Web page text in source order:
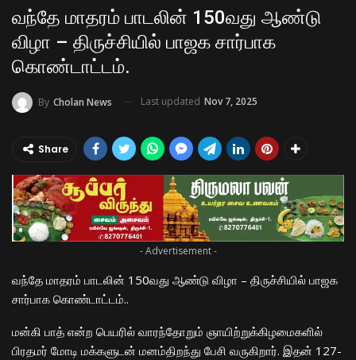
வந்தே மாதரம் பாடலின் 150வது ஆண்டு
விழா – திருச்சியில் பாஜக சார்பாக
கொண்டாட்டம்.
By Cholan News Last updated Nov 7, 2025
Share
- Advertisement -
வந்தே மாதரம் பாடலின் 150வது ஆண்டு விழா – திருச்சியில் பாஜக
சார்பாக கொண்டாட்டம்..
மன்கி பாத் என்ற பெயரில் வாரந்தோறும் ஞாயிற்றுக்கிழமைகளில்
பிரதமர் மோடி மக்களுடன் மனம்திறந்து பேசி வருகிறார். இதன் 127-